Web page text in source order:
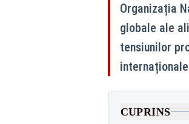
Organizația
globale ale
tensiunilor
CUPRINS